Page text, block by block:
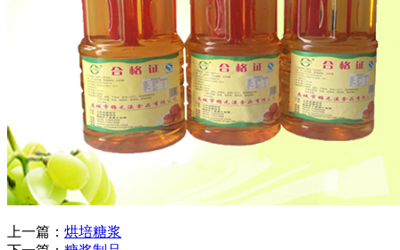
上一篇： 烘培糖浆